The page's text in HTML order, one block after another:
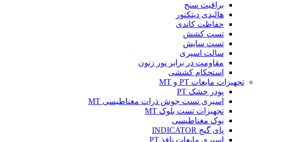
براقیت سنج
هالیدی دیتکتور
حفاظت کاتدی
تست کشش
تست سایش
سالت اسپری
مقاومت در برابر نور زنون
استحکام کششی
تجهیزات مایعات PT و MT
پودر خشک PT
اسپری تست جوش ذرات مغناطیسی MT
تجهیزات تست بلوک MT
یوک مغناطیسی
پای گیج INDICATOR
اسپری مایعات نافذ PT